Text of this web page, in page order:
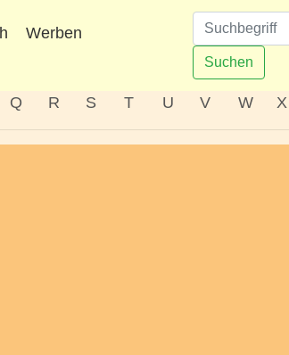
Werben
Suchen
Q R S T U V W X